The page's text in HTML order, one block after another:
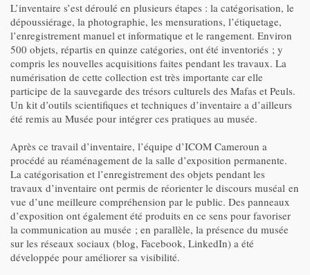
L’inventaire s’est déroulé en plusieurs étapes : la catégorisation, le
dépoussiérage, la photographie, les mensurations, l’étiquetage,
l’enregistrement manuel et informatique et le rangement. Environ
500 objets, répartis en quinze catégories, ont été inventoriés ; y
compris les nouvelles acquisitions faites pendant les travaux. La
numérisation de cette collection est très importante car elle
participe de la sauvegarde des trésors culturels des Mafas et Peuls.
Un kit d’outils scientifiques et techniques d’inventaire a d’ailleurs
été remis au Musée pour intégrer ces pratiques au musée.
Après ce travail d’inventaire, l’équipe d’ICOM Cameroun a
procédé au réaménagement de la salle d’exposition permanente.
La catégorisation et l’enregistrement des objets pendant les
travaux d’inventaire ont permis de réorienter le discours muséal en
vue d’une meilleure compréhension par le public. Des panneaux
d’exposition ont également été produits en ce sens pour favoriser
la communication au musée ; en parallèle, la présence du musée
sur les réseaux sociaux (blog, Facebook, LinkedIn) a été
développée pour améliorer sa visibilité.